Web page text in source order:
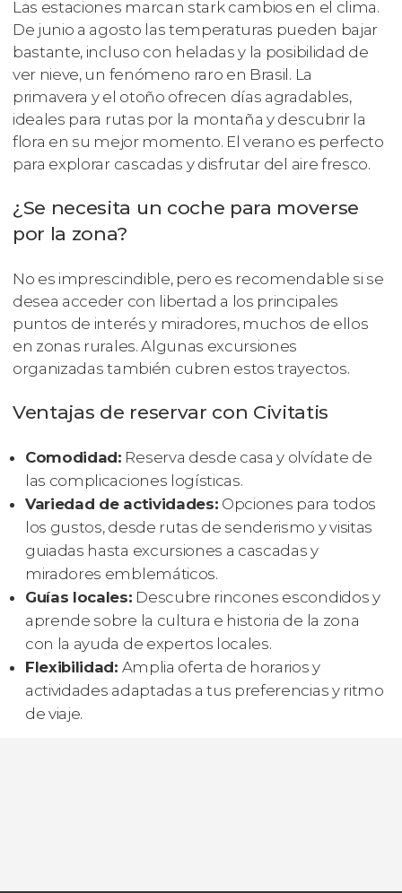
Las estaciones marcan stark cambios en el clima.
De junio a agosto las temperaturas pueden bajar
bastante, incluso con heladas y la posibilidad de
ver nieve, un fenómeno raro en Brasil. La
primavera y el otoño ofrecen días agradables,
ideales para rutas por la montaña y descubrir la
flora en su mejor momento. El verano es perfecto
para explorar cascadas y disfrutar del aire fresco.
¿Se necesita un coche para moverse
por la zona?
No es imprescindible, pero es recomendable si se
desea acceder con libertad a los principales
puntos de interés y miradores, muchos de ellos
en zonas rurales. Algunas excursiones
organizadas también cubren estos trayectos.
Ventajas de reservar con Civitatis
Comodidad: Reserva desde casa y olvídate de
las complicaciones logísticas.
Variedad de actividades: Opciones para todos
los gustos, desde rutas de senderismo y visitas
guiadas hasta excursiones a cascadas y
miradores emblemáticos.
Guías locales: Descubre rincones escondidos y
aprende sobre la cultura e historia de la zona
con la ayuda de expertos locales.
Flexibilidad: Amplia oferta de horarios y
actividades adaptadas a tus preferencias y ritmo
de viaje.